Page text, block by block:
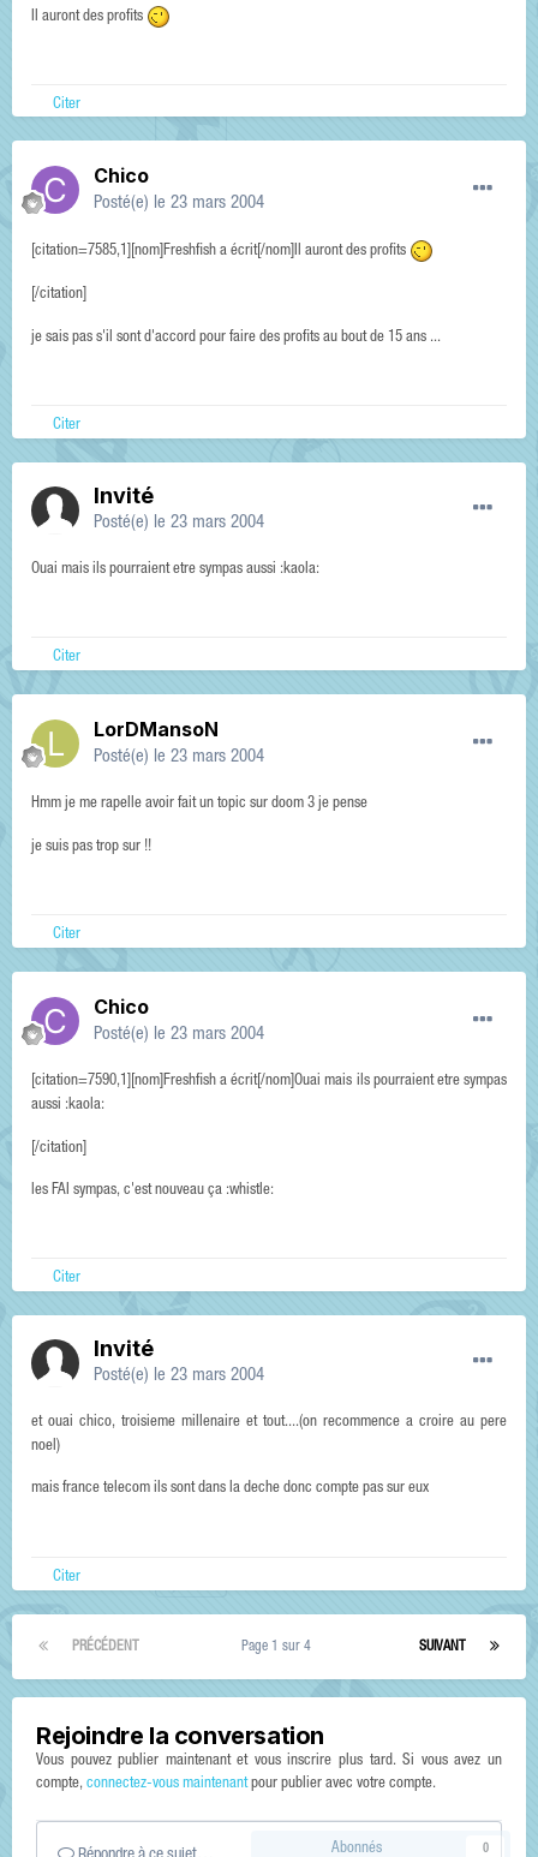
Il auront des profits
Citer
Chico
Posté(e) le 23 mars 2004
[citation=7585,1][nom]Freshfish a écrit[/nom]Il auront des profits
[/citation]
je sais pas s'il sont d'accord pour faire des profits au bout de 15 ans ...
Citer
Invité
Posté(e) le 23 mars 2004
Ouai mais ils pourraient etre sympas aussi :kaola:
Citer
LorDMansoN
Posté(e) le 23 mars 2004
Hmm je me rapelle avoir fait un topic sur doom 3 je pense
je suis pas trop sur !!
Citer
Chico
Posté(e) le 23 mars 2004
[citation=7590,1][nom]Freshfish a écrit[/nom]Ouai mais ils pourraient etre sympas
aussi :kaola:
[/citation]
les FAI sympas, c'est nouveau ça :whistle:
Citer
Invité
Posté(e) le 23 mars 2004
et ouai chico, troisieme millenaire et tout....(on recommence a croire au pere
noel)
mais france telecom ils sont dans la deche donc compte pas sur eux
Citer
PRÉCÉDENT SUIVANT
Page 1 sur 4
Rejoindre la conversation
Vous pouvez publier maintenant et vous inscrire plus tard. Si vous avez un
compte, connectez-vous maintenantpour publier avec votre compte.
Abonnés 0